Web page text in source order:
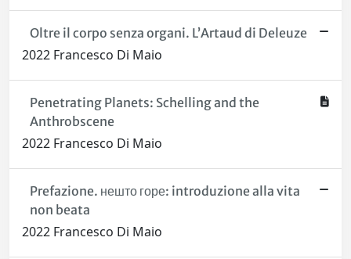
Oltre il corpo senza organi. L’Artaud di Deleuze
2022 Francesco Di Maio
Penetrating Planets: Schelling and the
Anthrobscene
2022 Francesco Di Maio
Prefazione. нешто горе: introduzione alla vita
non beata
2022 Francesco Di Maio